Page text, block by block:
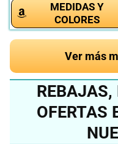
MEDIDAS Y
COLORES
Ver más
REBAJAS,
OFERTAS